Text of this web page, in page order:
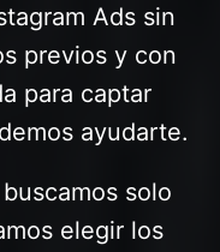
Ads sin
previos y con
para captar
ayudarte.
solo
elegir los